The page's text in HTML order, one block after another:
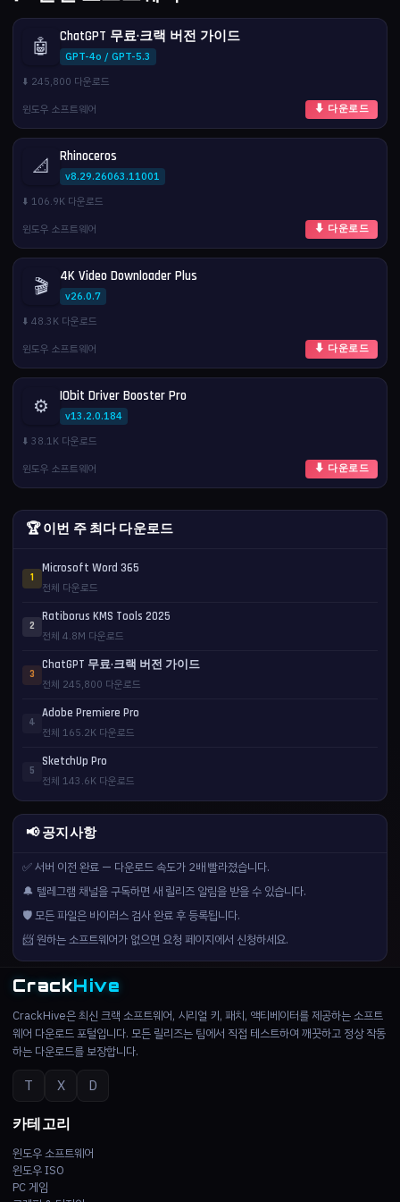
🤖 ChatGPT 무료·크랙 버전 가이드
GPT-4o / GPT-5.3
⬇️ 245,800 다운로드
윈도우 소프트웨어
⬇ 다운로드
📐 Rhinoceros
v8.29.26063.11001
⬇️ 106.9K 다운로드
윈도우 소프트웨어
⬇ 다운로드
🎬 4K Video Downloader Plus
v26.0.7
⬇️ 48.3K 다운로드
윈도우 소프트웨어
⬇ 다운로드
⚙️ IObit Driver Booster Pro
v13.2.0.184
⬇️ 38.1K 다운로드
윈도우 소프트웨어
⬇ 다운로드
🏆 이번 주 최다 다운로드
1
Microsoft Word 365
전체 다운로드
2
Ratiborus KMS Tools 2025
전체 4.8M 다운로드
3
ChatGPT 무료·크랙 버전 가이드
전체 245,800 다운로드
4
Adobe Premiere Pro
전체 165.2K 다운로드
5
SketchUp Pro
전체 143.6K 다운로드
📢 공지사항
✅ 서버 이전 완료 — 다운로드 속도가 2배 빨라졌습니다.
🔔 텔레그램 채널을 구독하면 새 릴리즈 알림을 받을 수 있습니다.
🛡️ 모든 파일은 바이러스 검사 완료 후 등록됩니다.
📨 원하는 소프트웨어가 없으면 요청 페이지에서 신청하세요.
CrackHive
CrackHive은 최신 크랙 소프트웨어, 시리얼 키, 패치, 액티베이터를 제공하는 소프트
웨어 다운로드 포털입니다. 모든 릴리즈는 팀에서 직접 테스트하여 깨끗하고 정상 작동
하는 다운로드를 보장합니다.
T X D
카테고리
윈도우 소프트웨어
윈도우 ISO
PC 게임